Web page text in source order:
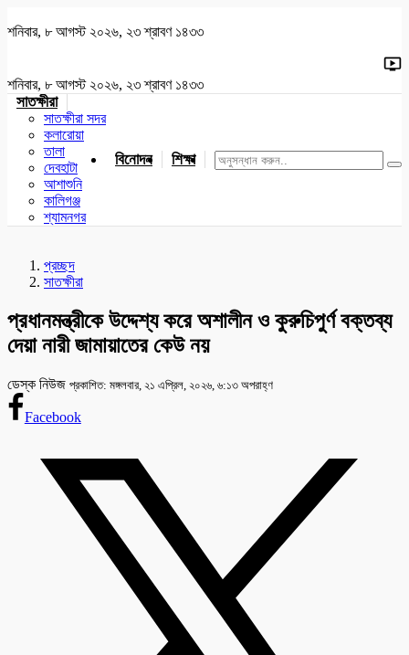
শনিবার, ৮ আগস্ট ২০২৬, ২৩ শ্রাবণ ১৪৩৩
শনিবার, ৮ আগস্ট ২০২৬, ২৩ শ্রাবণ ১৪৩৩
সাতক্ষীরা
সাতক্ষীরা সদর
কলারোয়া
তালা
দেবহাটা
আশাশুনি
কালিগঞ্জ
শ্যামনগর
বিনোদন শিক্ষা খেলাধুলা জাতীয় যশোর
প্রচ্ছদ
সাতক্ষীরা
প্রধানমন্ত্রীকে উদ্দেশ্য করে অশালীন ও কুরুচিপুর্ণ বক্তব্য
দেয়া নারী জামায়াতের কেউ নয়
ডেস্ক নিউজ প্রকাশিত: মঙ্গলবার, ২১ এপ্রিল, ২০২৬, ৬:১৩ অপরাহ্ণ
Facebook